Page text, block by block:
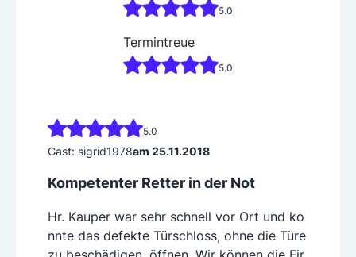
5.0
Termintreue
5.0
5.0
Gast: sigrid1978am 25.11.2018
Kompetenter Retter in der Not
Hr. Kauper war sehr schnell vor Ort und ko
nnte das defekte Türschloss, ohne die Türe